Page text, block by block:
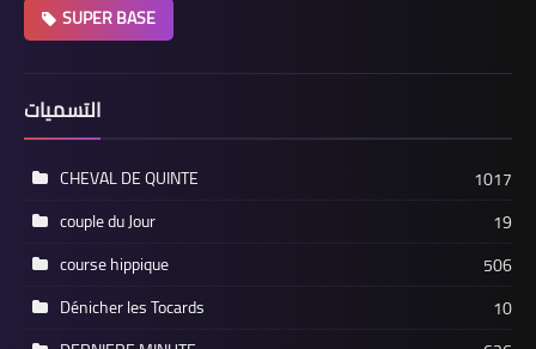
SUPER BASE
التسميات
CHEVAL DE QUINTE
1017
couple du Jour
19
course hippique
506
Dénicher les Tocards
10